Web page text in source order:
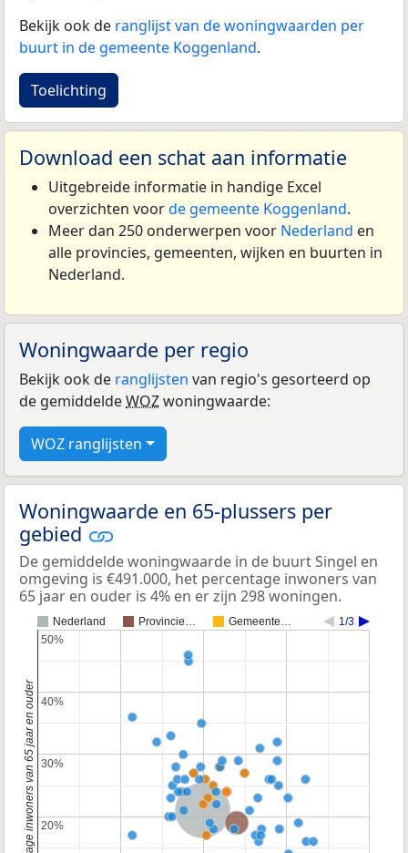
Bekijk ook de ranglijst van de woningwaarden per
buurt in de gemeente Koggenland.
Toelichting
Download een schat aan informatie
Uitgebreide informatie in handige Excel
overzichten voorde gemeente Koggenland.
Meer dan 250 onderwerpen voor Nederland en
alle provincies, gemeenten, wijken en buurten in
Nederland.
Woningwaarde per regio
Bekijk ook de ranglijsten van regio's gesorteerd op
de gemiddeldeWOZwoningwaarde:
WOZ ranglijsten
Woningwaarde en 65-plussers per
gebied
De gemiddelde woningwaarde in de buurt Singel en
omgeving is €491.000, het percentage inwoners van
65 jaar en ouder is 4% en er zijn 298 woningen.
Nederland Provincie… Gemeente… 1/3
Nederland
Provincie Noord-Holland
20%
20%
30%
30%
40%
40%
50%
50%
Percentage inwoners van 65 jaar en ouder